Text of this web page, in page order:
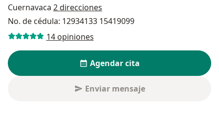
Cuernavaca 2 direcciones
No. de cédula: 12934133 15419099
14 opiniones
Agendar cita
Enviar mensaje